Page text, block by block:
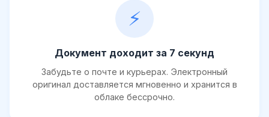
⚡
Документ доходит за 7 секунд
Забудьте о почте и курьерах. Электронный
оригинал доставляется мгновенно и хранится в
облаке бессрочно.